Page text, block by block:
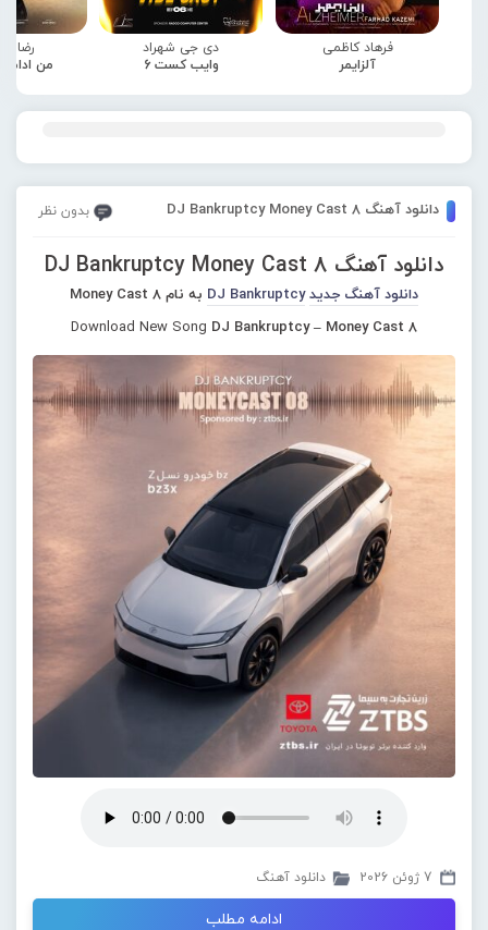
فرهاد کاظمی
آلزایمر
دی جی شهراد
وایب کست 6
رضا
من
دانلود آهنگ DJ Bankruptcy Money Cast 8 بدون نظر
دانلود آهنگ DJ Bankruptcy Money Cast 8
دانلود آهنگ جدید DJ Bankruptcy به نام Money Cast 8
Download New Song DJ Bankruptcy – Money Cast 8
7 ژوئن 2026 دانلود آهنگ
ادامه مطلب